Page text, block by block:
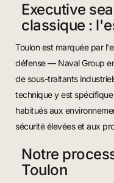
Executive
classique :
Toulon est marquée par
défense — Naval Group
de sous-traitants
technique y est
habitués aux
sécurité élevées et aux
Notre
Toulon